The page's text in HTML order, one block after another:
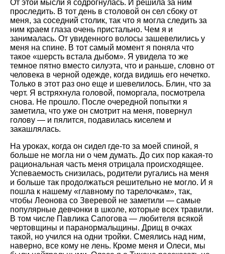
От этой мысли я содрогнулась. И решила за ним
проследить. В тот день в столовой он сел сбоку от
меня, за соседний столик, так что я могла следить за
ним краем глаза очень пристально. Чем я и
занималась. От увиденного волосы зашевелились у
меня на спине. В тот самый момент я поняла что
такое «шерсть встала дыбом». Я увидела то же
темное пятно вместо силуэта, что и раньше, словно от
человека в черной одежде, когда видишь его нечетко.
Только в этот раз оно еще и шевелилось. Блин, что за
черт. Я встряхнула головой, поморгала, посмотрела
снова. Не прошло. После очередной попытки я
заметила, что уже он смотрит на меня, повернул
голову — и пялится, подавилась киселем и
закашлялась.
На уроках, когда он сидел где-то за моей спиной, я
больше не могла ни о чем думать. До сих пор какая-то
рациональная часть меня отрицала происходящее.
Успеваемость снизилась, родители ругались на меня
и больше так продолжаться решительно не могло. И я
пошла к нашему «главному по тарелочкам», так,
чтобы Леонова со Зверевой не заметили — самые
популярные девчонки в школе, которые всех травили.
В том числе Павлика Сапогова — любителя всякой
чертовщины и паранормальщины. Дрищ в очках
такой, но учился на одни тройки. Смеялись над ним,
наверно, все кому не лень. Кроме меня и Олеси, мы